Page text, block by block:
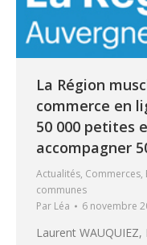
La Région
commerce en
50 000 petites
accompagner
Actualités, Commerces,
communes
Par Léa 6 novembre
Laurent